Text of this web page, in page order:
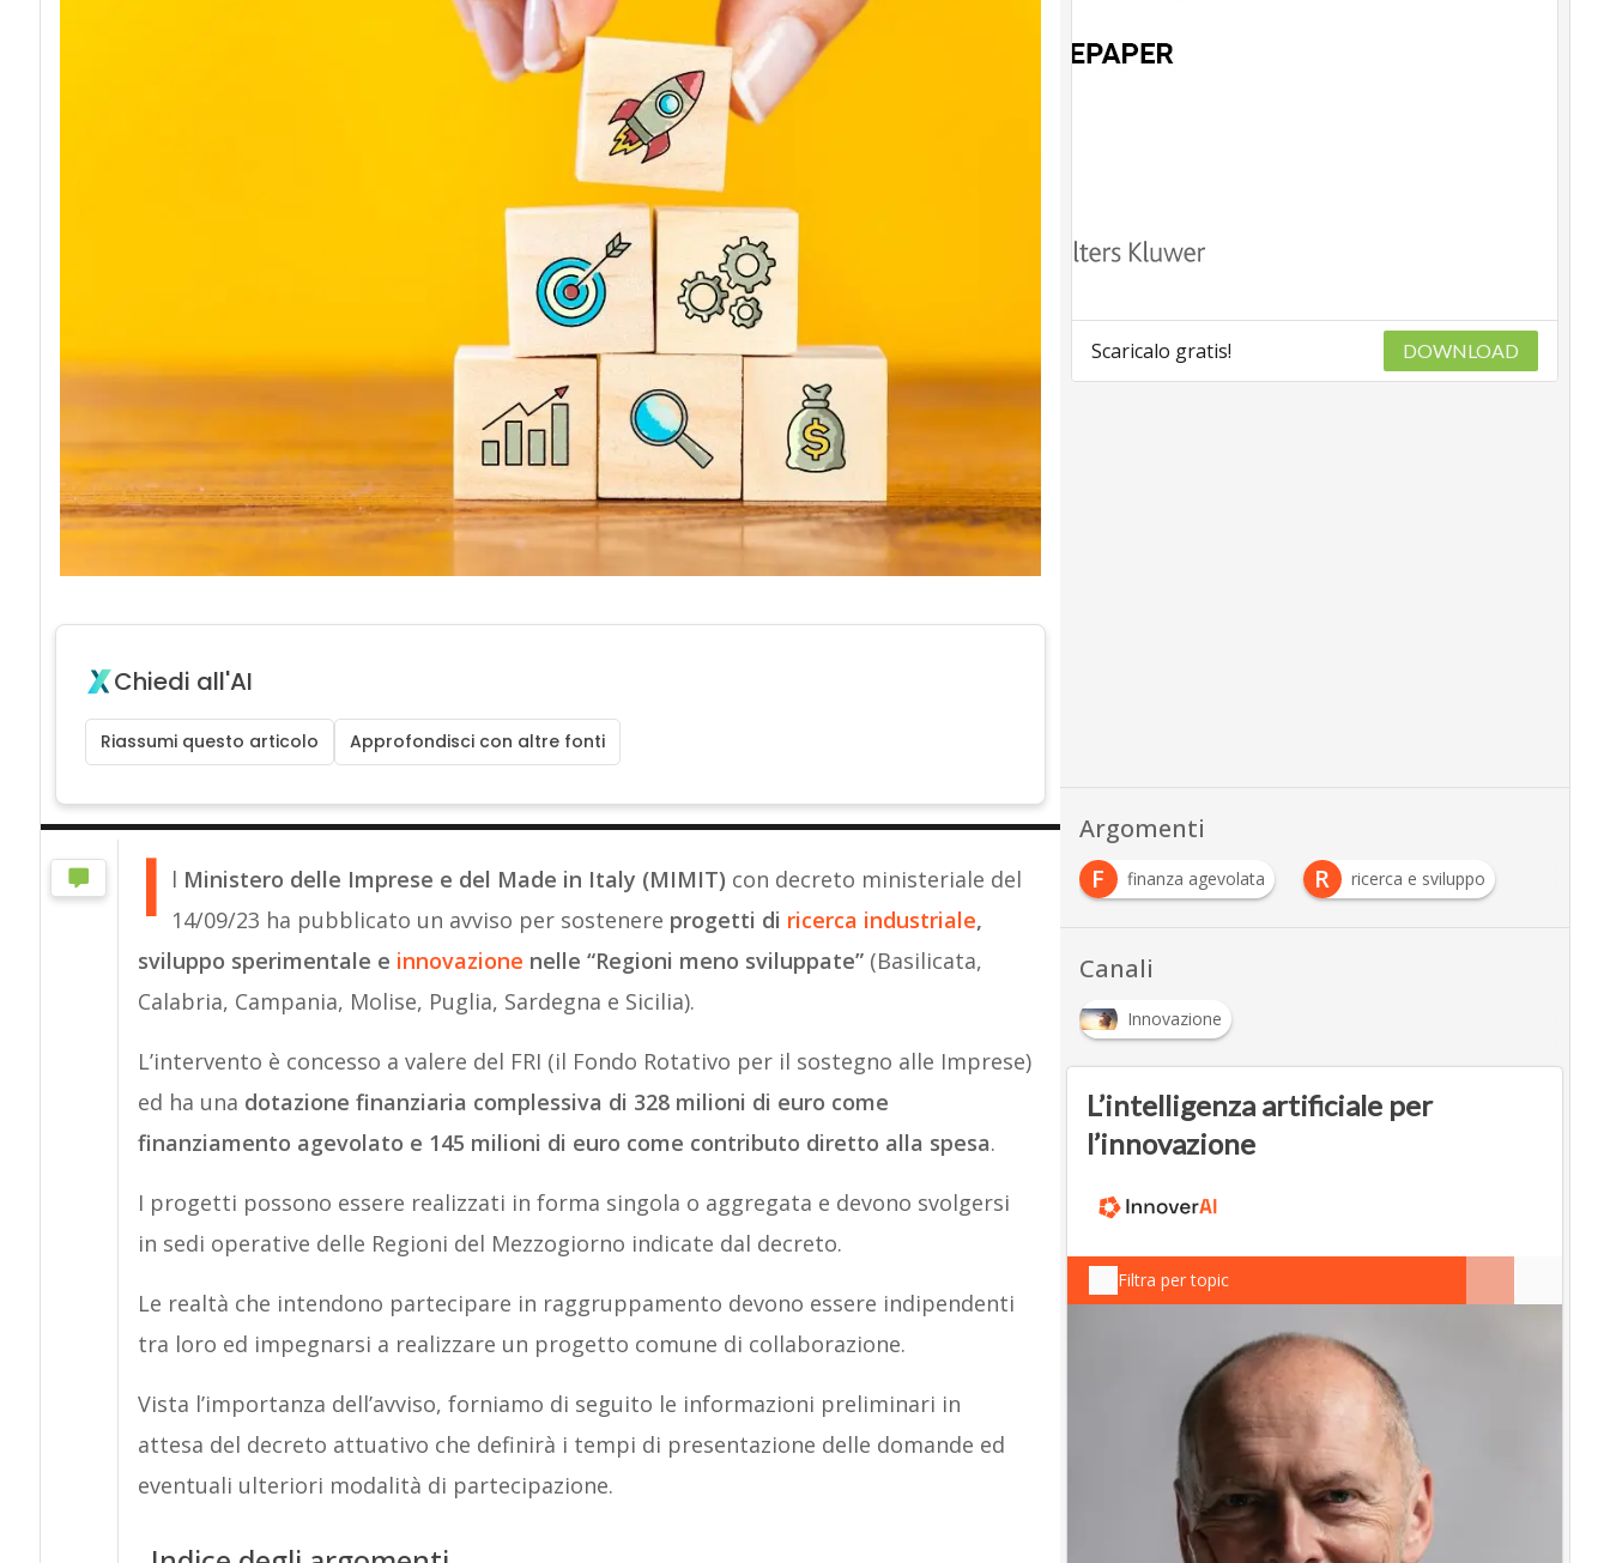
Chiedi all'AI
Riassumi questo articolo Approfondisci con altre fonti
I l Ministero delle Imprese e del Made in Italy (MIMIT) con decreto ministeriale del
14/09/23 ha pubblicato un avviso per sostenere progetti di ricerca industriale,
sviluppo sperimentale e innovazione nelle “Regioni meno sviluppate”(Basilicata,
Calabria, Campania, Molise, Puglia, Sardegna e Sicilia).
L’intervento è concesso a valere del FRI (il Fondo Rotativo per il sostegno alle Imprese)
ed ha una dotazione finanziaria complessiva di 328 milioni di euro come
finanziamento agevolato e 145 milioni di euro come contributo diretto alla spesa.
I progetti possono essere realizzati in forma singola o aggregata e devono svolgersi
in sedi operative delle Regioni del Mezzogiorno indicate dal decreto.
Le realtà che intendono partecipare in raggruppamento devono essere indipendenti
tra loro ed impegnarsi a realizzare un progetto comune di collaborazione.
Vista l’importanza dell’avviso, forniamo di seguito le informazioni preliminari in
attesa del decreto attuativo che definirà i tempi di presentazione delle domande ed
eventuali ulteriori modalità di partecipazione.
Scaricalo gratis! DOWNLOAD
Argomenti
F
finanza agevolata R ricerca e sviluppo
Canali
Innovazione
L’intelligenza artificiale per
l’innovazione
Filtra per topic